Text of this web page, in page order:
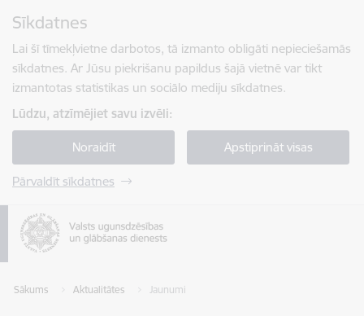
Sīkdatnes
Lai šī tīmekļvietne darbotos, tā izmanto obligāti nepieciešamās
sīkdatnes. Ar Jūsu piekrišanu papildus šajā vietnē var tikt
izmantotas statistikas un sociālo mediju sīkdatnes.
Lūdzu, atzīmējiet savu izvēli:
Noraidīt Apstiprināt visas
Pārvaldīt sīkdatnes
Sākums Aktualitātes Jaunumi